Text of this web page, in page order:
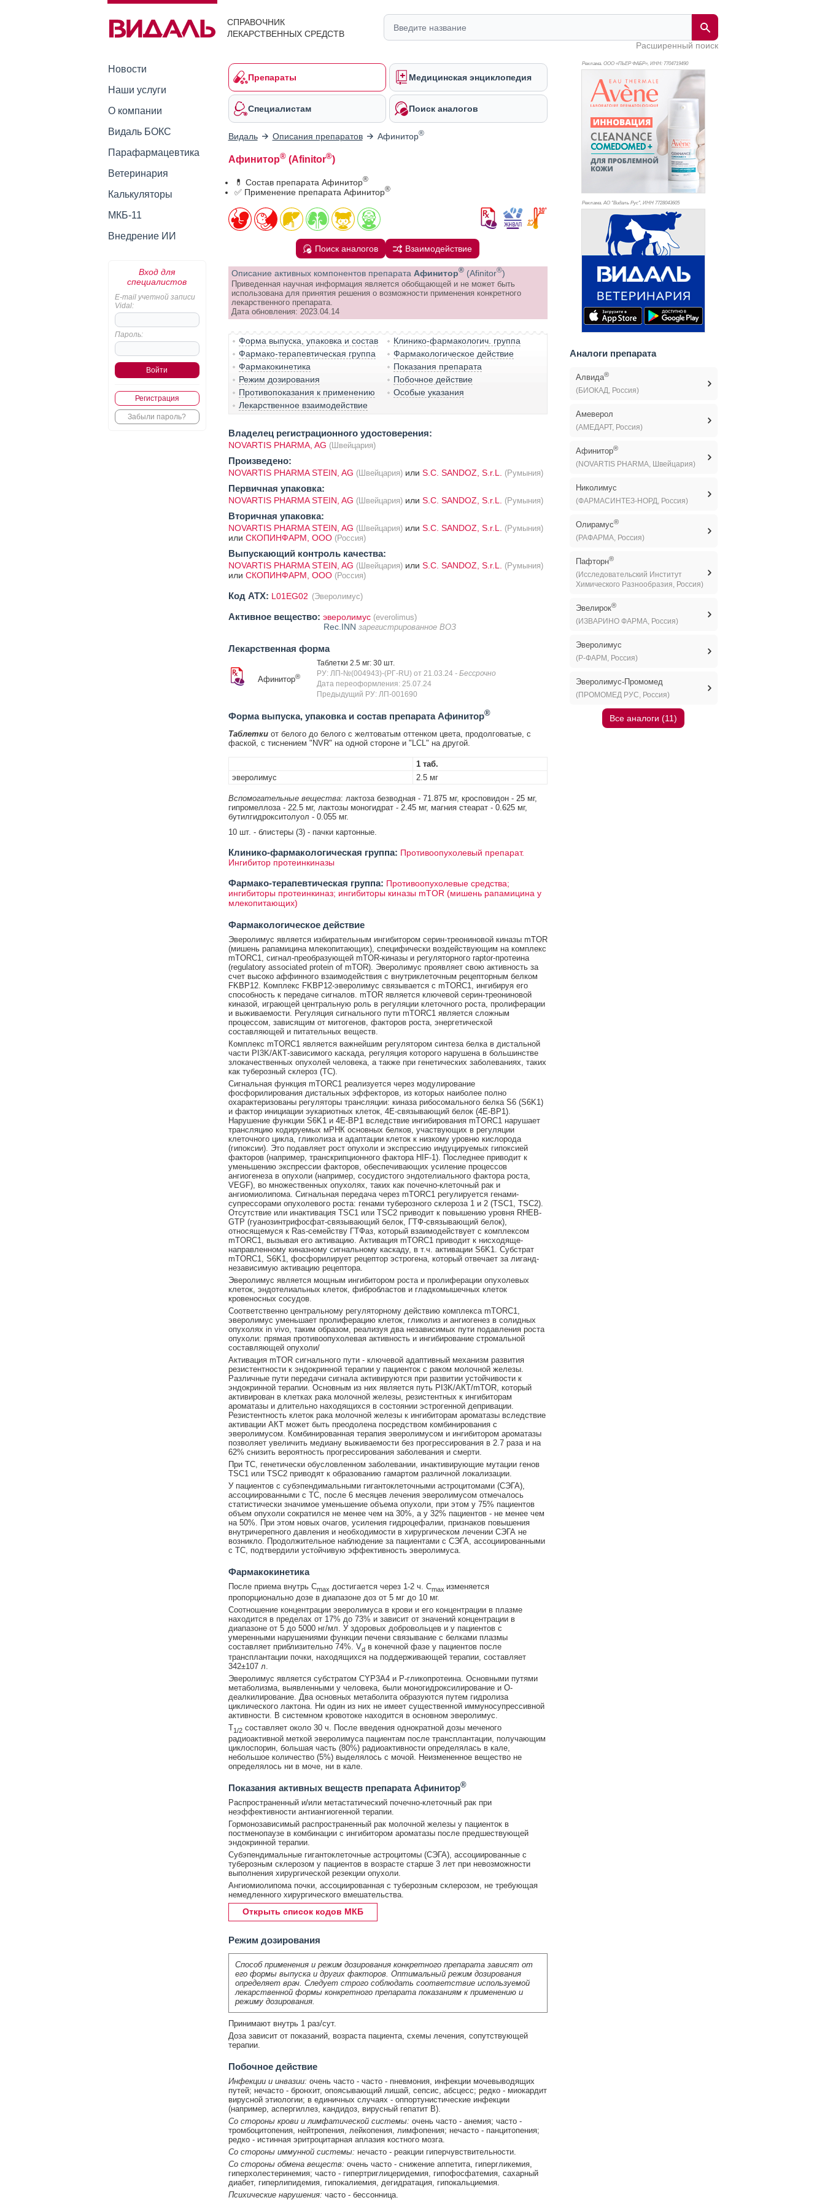
СПРАВОЧНИК
ЛЕКАРСТВЕННЫХ СРЕДСТВ
Расширенный поиск
Новости
Наши услуги
О компании
Видаль БОКС
Парафармацевтика
Ветеринария
Калькуляторы
МКБ-11
Внедрение ИИ
Вход для
специалистов
E-mail учетной записи
Vidal:
Пароль:
Регистрация
Забыли пароль?
Препараты Медицинская энциклопедия
Специалистам Поиск аналогов
Видаль Описания препаратов Афинитор®
Афинитор®(Afinitor®)
💊 Состав препарата Афинитор®
✅ Применение препарата Афинитор®
Поиск аналогов Взаимодействие
Описание активных компонентов препарата Афинитор® (Afinitor®)
Приведенная научная информация является обобщающей и не может быть
использована для принятия решения о возможности применения конкретного
лекарственного препарата.
Дата обновления: 2023.04.14
Форма выпуска, упаковка и состав
Клинико-фармакологич. группа
Фармако-терапевтическая группа
Фармакологическое действие
Фармакокинетика
Показания препарата
Режим дозирования
Побочное действие
Противопоказания к применению
Особые указания
Лекарственное взаимодействие
Владелец регистрационного удостоверения:
NOVARTIS PHARMA, AG (Швейцария)
Произведено:
NOVARTIS PHARMA STEIN, AG (Швейцария)или S.C. SANDOZ, S.r.L. (Румыния)
Первичная упаковка:
NOVARTIS PHARMA STEIN, AG (Швейцария)или S.C. SANDOZ, S.r.L. (Румыния)
Вторичная упаковка:
NOVARTIS PHARMA STEIN, AG (Швейцария)или S.C. SANDOZ, S.r.L. (Румыния)
или СКОПИНФАРМ, ООО (Россия)
Выпускающий контроль качества:
NOVARTIS PHARMA STEIN, AG (Швейцария)или S.C. SANDOZ, S.r.L. (Румыния)
или СКОПИНФАРМ, ООО (Россия)
Код ATX: L01EG02 (Эверолимус)
Активное вещество: эверолимус (everolimus)
Rec.INN зарегистрированное ВОЗ
Лекарственная форма
Афинитор®
Таблетки 2.5 мг: 30 шт.
РУ: ЛП-№(004943)-(РГ-RU) от 21.03.24 - Бессрочно
Дата переоформления: 25.07.24
Предыдущий РУ: ЛП-001690
Форма выпуска, упаковка и состав препарата Афинитор®
Таблеткиот белого до белого с желтоватым оттенком цвета, продолговатые, с
фаской, с тиснением "NVR" на одной стороне и "LCL" на другой.
1 таб.
эверолимус
2.5 мг
Вспомогательные вещества: лактоза безводная - 71.875 мг, кросповидон - 25 мг,
гипромеллоза - 22.5 мг, лактозы моногидрат - 2.45 мг, магния стеарат - 0.625 мг,
бутилгидрокситолуол - 0.055 мг.
10 шт. - блистеры (3) - пачки картонные.
Клинико-фармакологическая группа: Противоопухолевый препарат.
Ингибитор протеинкиназы
Фармако-терапевтическая группа: Противоопухолевые средства;
ингибиторы протеинкиназ; ингибиторы киназы mTOR (мишень рапамицина у
млекопитающих)
Фармакологическое действие
Эверолимус является избирательным ингибитором серин-треониновой киназы mTOR
(мишень рапамицина млекопитающих), специфически воздействующим на комплекс
mTORC1, сигнал-преобразующей mTOR-киназы и регуляторного raptor-протеина
(regulatory associated protein of mTOR). Эверолимус проявляет свою активность за
счет высоко аффинного взаимодействия с внутриклеточным рецепторным белком
FKBP12. Комплекс FKBP12-эверолимус связывается с mTORC1, ингибируя его
способность к передаче сигналов. mTOR является ключевой серин-треониновой
киназой, играющей центральную роль в регуляции клеточного роста, пролиферации
и выживаемости. Регуляция сигнального пути mTORC1 является сложным
процессом, зависящим от митогенов, факторов роста, энергетической
составляющей и питательных веществ.
Комплекс mTORC1 является важнейшим регулятором синтеза белка в дистальной
части PI3K/АКТ-зависимого каскада, регуляция которого нарушена в большинстве
злокачественных опухолей человека, а также при генетических заболеваниях, таких
как туберозный склероз (ТС).
Сигнальная функция mTORC1 реализуется через модулирование
фосфорилирования дистальных эффекторов, из которых наиболее полно
охарактеризованы регуляторы трансляции: киназа рибосомального белка S6 (S6K1)
и фактор инициации эукариотных клеток, 4Е-связывающий белок (4Е-BP1).
Нарушение функции S6K1 и 4Е-ВР1 вследствие ингибирования mTORC1 нарушает
трансляцию кодируемых мРНК основных белков, участвующих в регуляции
клеточного цикла, гликолиза и адаптации клеток к низкому уровню кислорода
(гипоксии). Это подавляет рост опухоли и экспрессию индуцируемых гипоксией
факторов (например, транскрипционного фактора HIF-1). Последнее приводит к
уменьшению экспрессии факторов, обеспечивающих усиление процессов
ангиогенеза в опухоли (например, сосудистого эндотелиального фактора роста,
VEGF), во множественных опухолях, таких как почечно-клеточный рак и
ангиомиолипома. Сигнальная передача через mTORC1 регулируется генами-
супрессорами опухолевого роста: генами туберозного склероза 1 и 2 (TSC1, TSC2).
Отсутствие или инактивация TSC1 или TSC2 приводит к повышению уровня RHEB-
GTP (гуанозинтрифосфат-связывающий белок, ГТФ-связывающий белок),
относящемуся к Ras-семейству ГТФаз, который взаимодействует с комплексом
mTORC1, вызывая его активацию. Активация mTORC1 приводит к нисходяще-
направленному киназному сигнальному каскаду, в т.ч. активации S6K1. Субстрат
mTORC1, S6K1, фосфорилирует рецептор эстрогена, который отвечает за лиганд-
независимую активацию рецептора.
Эверолимус является мощным ингибитором роста и пролиферации опухолевых
клеток, эндотелиальных клеток, фибробластов и гладкомышечных клеток
кровеносных сосудов.
Соответственно центральному регуляторному действию комплекса mTORC1,
эверолимус уменьшает пролиферацию клеток, гликолиз и ангиогенез в солидных
опухолях in vivo, таким образом, реализуя два независимых пути подавления роста
опухоли: прямая противоопухолевая активность и ингибирование стромальной
составляющей опухоли/
Активация mTOR сигнального пути - ключевой адаптивный механизм развития
резистентности к эндокринной терапии у пациенток с раком молочной железы.
Различные пути передачи сигнала активируются при развитии устойчивости к
эндокринной терапии. Основным из них является путь PI3K/АКТ/mTOR, который
активирован в клетках рака молочной железы, резистентных к ингибиторам
ароматазы и длительно находящихся в состоянии эстрогенной депривации.
Резистентность клеток рака молочной железы к ингибиторам ароматазы вследствие
активации АКТ может быть преодолена посредством комбинирования с
эверолимусом. Комбинированная терапия эверолимусом и ингибитором ароматазы
позволяет увеличить медиану выживаемости без прогрессирования в 2.7 раза и на
62% снизить вероятность прогрессирования заболевания и смерти.
При ТС, генетически обусловленном заболевании, инактивирующие мутации генов
TSC1 или TSC2 приводят к образованию гамартом различной локализации.
У пациентов с субэпендимальными гигантоклеточными астроцитомами (СЭГА),
ассоциированными с ТС, после 6 месяцев лечения эверолимусом отмечалось
статистически значимое уменьшение объема опухоли, при этом у 75% пациентов
объем опухоли сократился не менее чем на 30%, а у 32% пациентов - не менее чем
на 50%. При этом новых очагов, усиления гидроцефалии, признаков повышения
внутричерепного давления и необходимости в хирургическом лечении СЭГА не
возникло. Продолжительное наблюдение за пациентами с СЭГА, ассоциированными
с ТС, подтвердили устойчивую эффективность эверолимуса.
Фармакокинетика
После приема внутрь Cmax достигается через 1-2 ч. Cmax изменяется
пропорционально дозе в диапазоне доз от 5 мг до 10 мг.
Соотношение концентрации эверолимуса в крови и его концентрации в плазме
находится в пределах от 17% до 73% и зависит от значений концентрации в
диапазоне от 5 до 5000 нг/мл. У здоровых добровольцев и у пациентов с
умеренными нарушениями функции печени связывание с белками плазмы
составляет приблизительно 74%. Vdв конечной фазе у пациентов после
трансплантации почки, находящихся на поддерживающей терапии, составляет
342±107 л.
Эверолимус является субстратом CYP3A4 и Р-гликопротеина. Основными путями
метаболизма, выявленными у человека, были моногидроксилирование и O-
деалкилирование. Два основных метаболита образуются путем гидролиза
циклического лактона. Ни один из них не имеет существенной иммуносупрессивной
активности. В системном кровотоке находится в основном эверолимус.
T1/2составляет около 30 ч. После введения однократной дозы меченого
радиоактивной меткой эверолимуса пациентам после трансплантации, получающим
циклоспорин, большая часть (80%) радиоактивности определялась в кале,
небольшое количество (5%) выделялось с мочой. Неизмененное вещество не
определялось ни в моче, ни в кале.
Показания активных веществ препарата Афинитор®
Распространенный и/или метастатический почечно-клеточный рак при
неэффективности антиангиогенной терапии.
Гормонозависимый распространенный рак молочной железы у пациенток в
постменопаузе в комбинации с ингибитором ароматазы после предшествующей
эндокринной терапии.
Субэпендимальные гигантоклеточные астроцитомы (СЭГА), ассоциированные с
туберозным склерозом у пациентов в возрасте старше 3 лет при невозможности
выполнения хирургической резекции опухоли.
Ангиомиолипома почки, ассоциированная с туберозным склерозом, не требующая
немедленного хирургического вмешательства.
Открыть список кодов МКБ
Режим дозирования
Способ применения и режим дозирования конкретного препарата зависят от
его формы выпуска и других факторов. Оптимальный режим дозирования
определяет врач. Следует строго соблюдать соответствие используемой
лекарственной формы конкретного препарата показаниям к применению и
режиму дозирования.
Принимают внутрь 1 раз/сут.
Доза зависит от показаний, возраста пациента, схемы лечения, сопутствующей
терапии.
Побочное действие
Инфекции и инвазии: очень часто - часто - пневмония, инфекции мочевыводящих
путей; нечасто - бронхит, опоясывающий лишай, сепсис, абсцесс; редко - миокардит
вирусной этиологии; в единичных случаях - оппортунистические инфекции
(например, аспергиллез, кандидоз, вирусный гепатит В).
Со стороны крови и лимфатической системы: очень часто - анемия; часто -
тромбоцитопения, нейтропения, лейкопения, лимфопения; нечасто - панцитопения;
редко - истинная эритроцитарная аплазия костного мозга.
Со стороны иммунной системы: нечасто - реакции гиперчувствительности.
Со стороны обмена веществ: очень часто - снижение аппетита, гипергликемия,
гиперхолестеринемия; часто - гипертриглицеридемия, гипофосфатемия, сахарный
диабет, гиперлипидемия, гипокалиемия, дегидратация, гипокальциемия.
Психические нарушения: часто - бессонница.
Реклама. ООО «ПЬЕР ФАБР», ИНН: 7704719490
Реклама. АО "Видаль Рус", ИНН 7728043605
Аналоги препарата
Алвида®
(БИОКАД, Россия)
Амеверол
(АМЕДАРТ, Россия)
Афинитор®
(NOVARTIS PHARMA, Швейцария)
Николимус
(ФАРМАСИНТЕЗ-НОРД, Россия)
Олирамус®
(РАФАРМА, Россия)
Пафторн®
(Исследовательский Институт
Химического Разнообразия, Россия)
Эвелирок®
(ИЗВАРИНО ФАРМА, Россия)
Эверолимус
(Р-ФАРМ, Россия)
Эверолимус-Промомед
(ПРОМОМЕД РУС, Россия)
Все аналоги (11)